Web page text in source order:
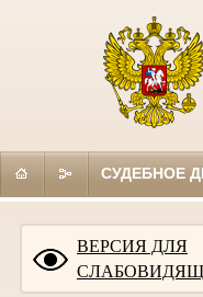
СУДЕБНОЕ
ВЕРСИЯ ДЛЯ